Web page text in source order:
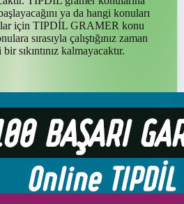
ya da hangi konuları
için TIPDİL GRAMER konu
sırasıyla çalıştığınız zaman
sıkıntınız kalmayacaktır.